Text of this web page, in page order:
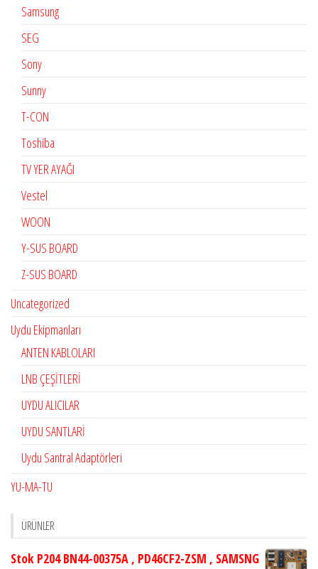
Samsung
SEG
Sony
Sunny
T-CON
Toshiba
TV YER AYAĞI
Vestel
WOON
Y-SUS BOARD
Z-SUS BOARD
Uncategorized
Uydu Ekipmanları
ANTEN KABLOLARI
LNB ÇEŞİTLERİ
UYDU ALICILAR
UYDU SANTLARİ
Uydu Santral Adaptörleri
YU-MA-TU
ÜRÜNLER
Stok P204 BN44-00375A , PD46CF2-ZSM , SAMSNG